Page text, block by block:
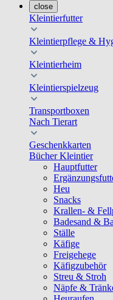
close
Kleintierfutter
Kleintierpflege &
Kleintierheim
Kleintierspielzeug
Transportboxen
Nach Tierart
Geschenkkarten
Bücher Kleintier
Hauptfutter
Heu
Snacks
Krallen- &
Badesand &
Ställe
Käfige
Freigehege
Käfigzubehör
Streu & Stroh
Näpfe &